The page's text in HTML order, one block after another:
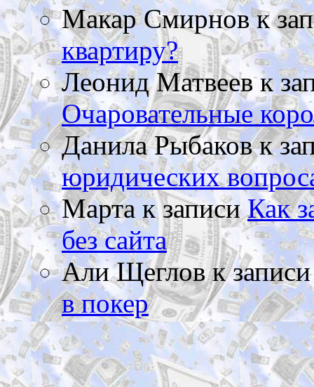
Макар Смирновк
квартиру?
Леонид Матвеевк
Очаровательные
Данила Рыбаковк
юридических
Мартак записиКак
без сайта
Али Щегловк
в покер